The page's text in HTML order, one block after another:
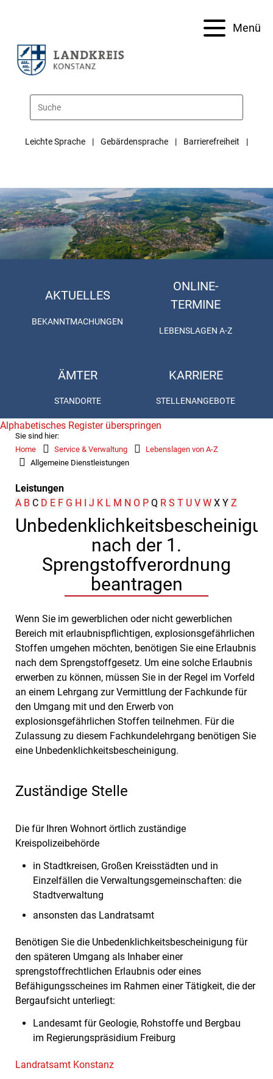
Menü
Leichte Sprache Gebärdensprache Barrierefreiheit
AKTUELLES
BEKANNTMACHUNGEN
ONLINE-
TERMINE
LEBENSLAGEN A-Z
ÄMTER
STANDORTE
KARRIERE
STELLENANGEBOTE
Sie sind hier:
Home
Service & Verwaltung
Lebenslagen von A-Z
Allgemeine Dienstleistungen
Leistungen
Alphabetisches Register überspringen
A B C D E F G H I J K L M N O P Q R S T U V W X Y Z
nach der 1.
Sprengstoffverordnung
beantragen
Wenn Sie im gewerblichen oder nicht gewerblichen
Bereich mit erlaubnispflichtigen, explosionsgefährlichen
Stoffen umgehen möchten, benötigen Sie eine Erlaubnis
nach dem Sprengstoffgesetz. Um eine solche Erlaubnis
erwerben zu können, müssen Sie in der Regel im Vorfeld
an einem Lehrgang zur Vermittlung der Fachkunde für
den Umgang mit und den Erwerb von
explosionsgefährlichen Stoffen teilnehmen. Für die
Zulassung zu diesem Fachkundelehrgang benötigen Sie
eine Unbedenklichkeitsbescheinigung.
Zuständige Stelle
Die für Ihren Wohnort örtlich zuständige
Kreispolizeibehörde
in Stadtkreisen, Großen Kreisstädten und in
Einzelfällen die Verwaltungsgemeinschaften: die
Stadtverwaltung
ansonsten das Landratsamt
Benötigen Sie die Unbedenklichkeitsbescheinigung für
den späteren Umgang als Inhaber einer
sprengstoffrechtlichen Erlaubnis oder eines
Befähigungsscheines im Rahmen einer Tätigkeit, die der
Bergaufsicht unterliegt:
Landesamt für Geologie, Rohstoffe und Bergbau
im Regierungspräsidium Freiburg
Landratsamt Konstanz